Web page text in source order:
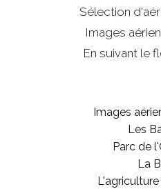
Sélection
Images
En suivant le
Images
Les
Parc de
La